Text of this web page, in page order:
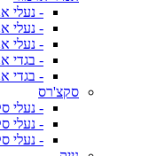
- נעלי
- נעלי
- נעלי
- בגדי
- בגדי
סקצ'רס
- נעלי
- נעלי
- נעלי